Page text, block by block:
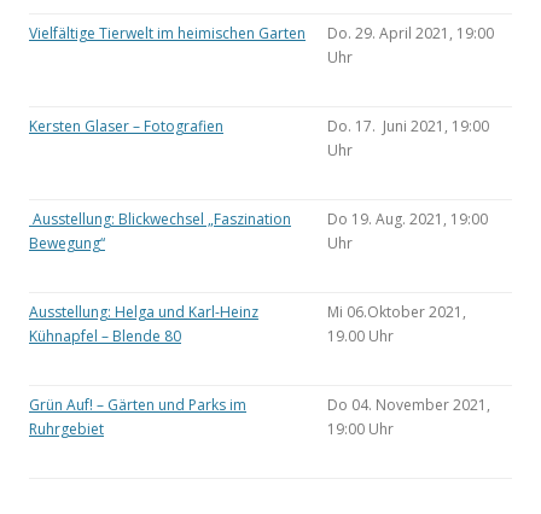
Vielfältige Tierwelt im heimischen Garten
Do. 29. April 2021, 19:00
Uhr
Kersten Glaser – Fotografien
Do. 17. Juni 2021, 19:00
Uhr
Ausstellung: Blickwechsel „Faszination
Bewegung“
Do 19. Aug. 2021, 19:00
Uhr
Ausstellung: Helga und Karl-Heinz
Kühnapfel – Blende 80
Mi 06.Oktober 2021,
19.00 Uhr
Grün Auf! – Gärten und Parks im
Ruhrgebiet
Do 04. November 2021,
19:00 Uhr